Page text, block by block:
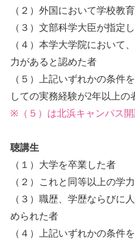
（２）外国において学校教
（３）文部科学大臣が指定
（４）本学大学院において
力があると認めた者
（５）上記いずれかの条件
しての実務経験が2年以上の
※（５）は北浜キャンパス
聴講生
（１）大学を卒業した者
（２）これと同等以上の学
（３）職歴、学歴ならびに
められた者
（４）上記いずれかの条件